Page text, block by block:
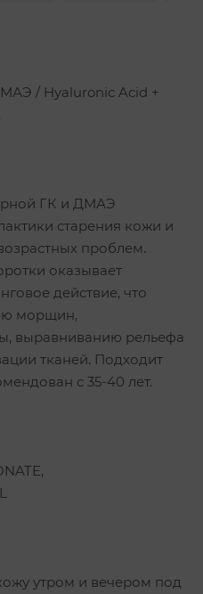
/ Hyaluronic Acid +
ГК и ДМАЭ
старения кожи и
проблем.
оказывает
действие, что
морщин,
выравниванию рельефа
тканей. Подходит
с 35-40 лет.
утром и вечером под